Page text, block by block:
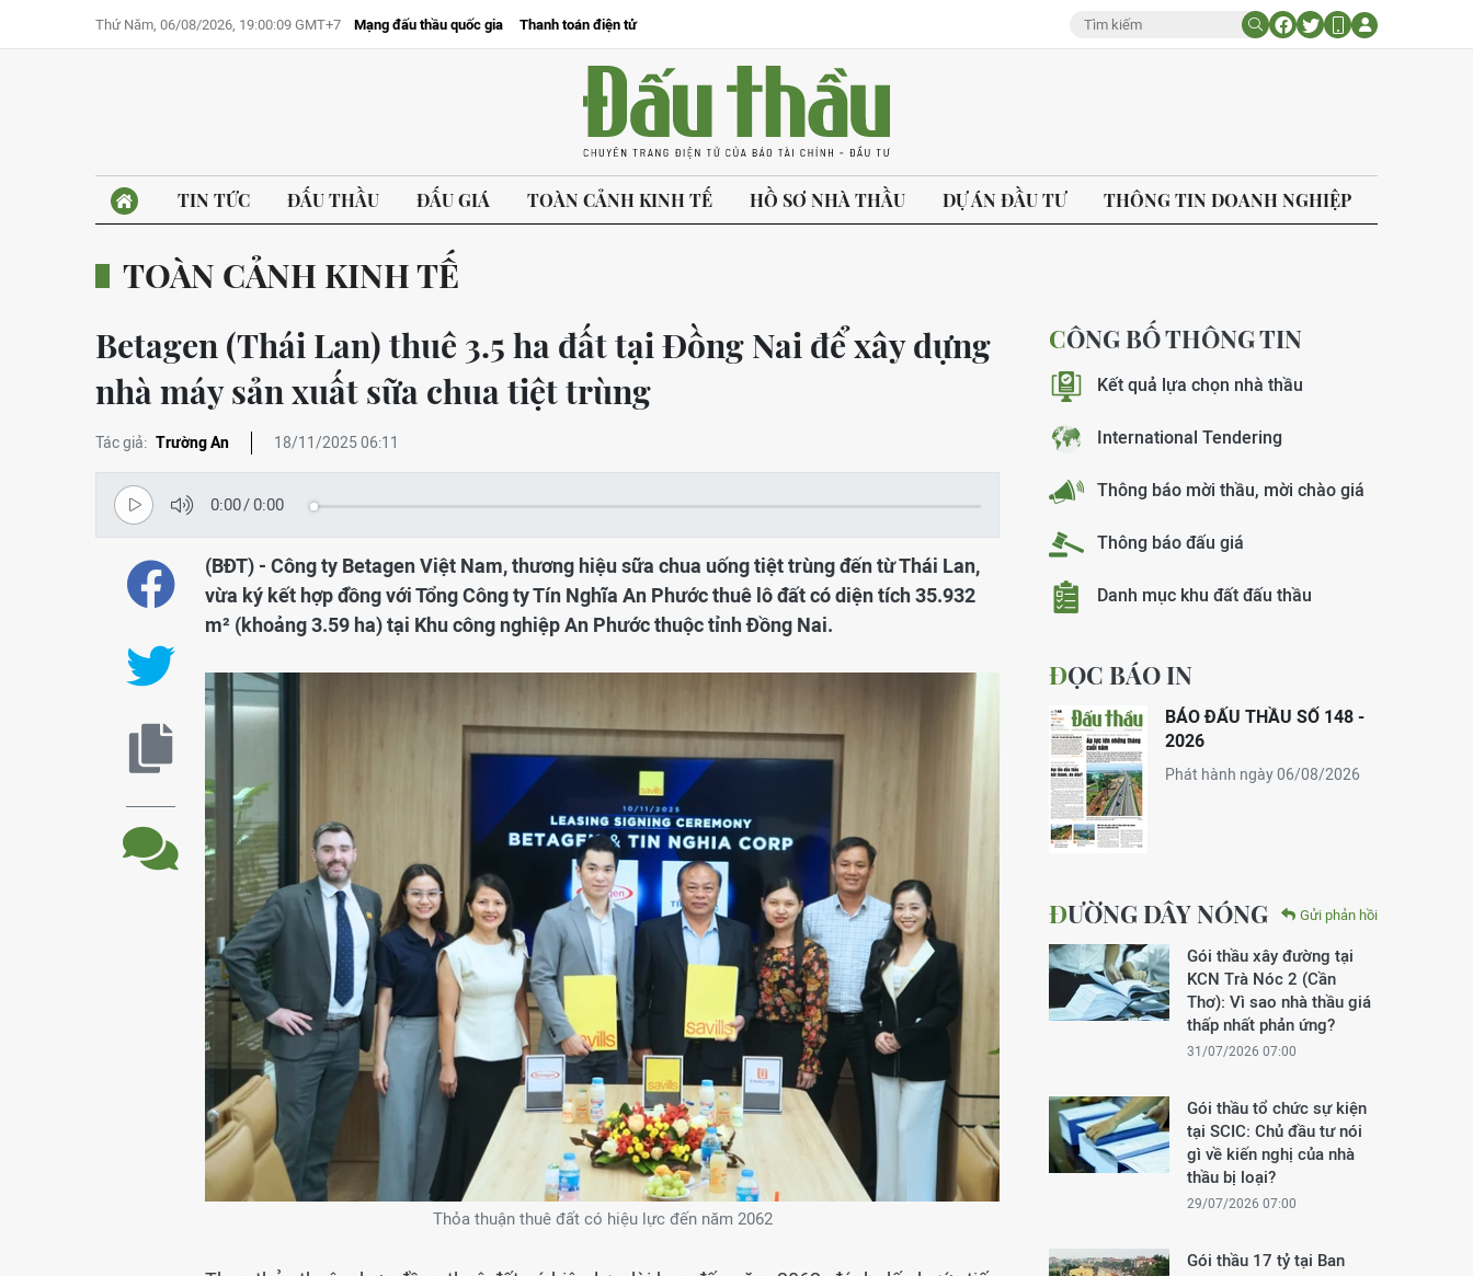
Thứ Năm, 06/08/2026, 19:00:09 GMT+7 Mạng đấu thầu quốc gia Thanh toán điện tử
TIN TỨC ĐẤU THẦU ĐẤU GIÁ TOÀN CẢNH KINH TẾ HỒ SƠ NHÀ THẦU DỰ ÁN ĐẦU TƯ THÔNG TIN DOANH NGHIỆP
TOÀN CẢNH KINH TẾ
Betagen (Thái Lan) thuê 3.5 ha đất tại Đồng Nai để xây dựng
nhà máy sản xuất sữa chua tiệt trùng
Tác giả: Trường An 18/11/2025 06:11
0:00/0:00
(BĐT) - Công ty Betagen Việt Nam, thương hiệu sữa chua uống tiệt trùng đến từ Thái Lan,
vừa ký kết hợp đồng với Tổng Công ty Tín Nghĩa An Phước thuê lô đất có diện tích 35.932
m² (khoảng 3.59 ha) tại Khu công nghiệp An Phước thuộc tỉnh Đồng Nai.
Thỏa thuận thuê đất có hiệu lực đến năm 2062
CÔNG BỐ THÔNG TIN
Kết quả lựa chọn nhà thầu
International Tendering
Thông báo mời thầu, mời chào giá
Thông báo đấu giá
Danh mục khu đất đấu thầu
ĐỌC BÁO IN
BÁO ĐẤU THẦU SỐ 148 -
2026
Phát hành ngày 06/08/2026
ĐƯỜNG DÂY NÓNG Gửi phản hồi
Gói thầu xây đường tại
KCN Trà Nóc 2 (Cần
Thơ): Vì sao nhà thầu giá
thấp nhất phản ứng?
31/07/2026 07:00
Gói thầu tổ chức sự kiện
tại SCIC: Chủ đầu tư nói
gì về kiến nghị của nhà
thầu bị loại?
29/07/2026 07:00
Gói thầu 17 tỷ tại Ban